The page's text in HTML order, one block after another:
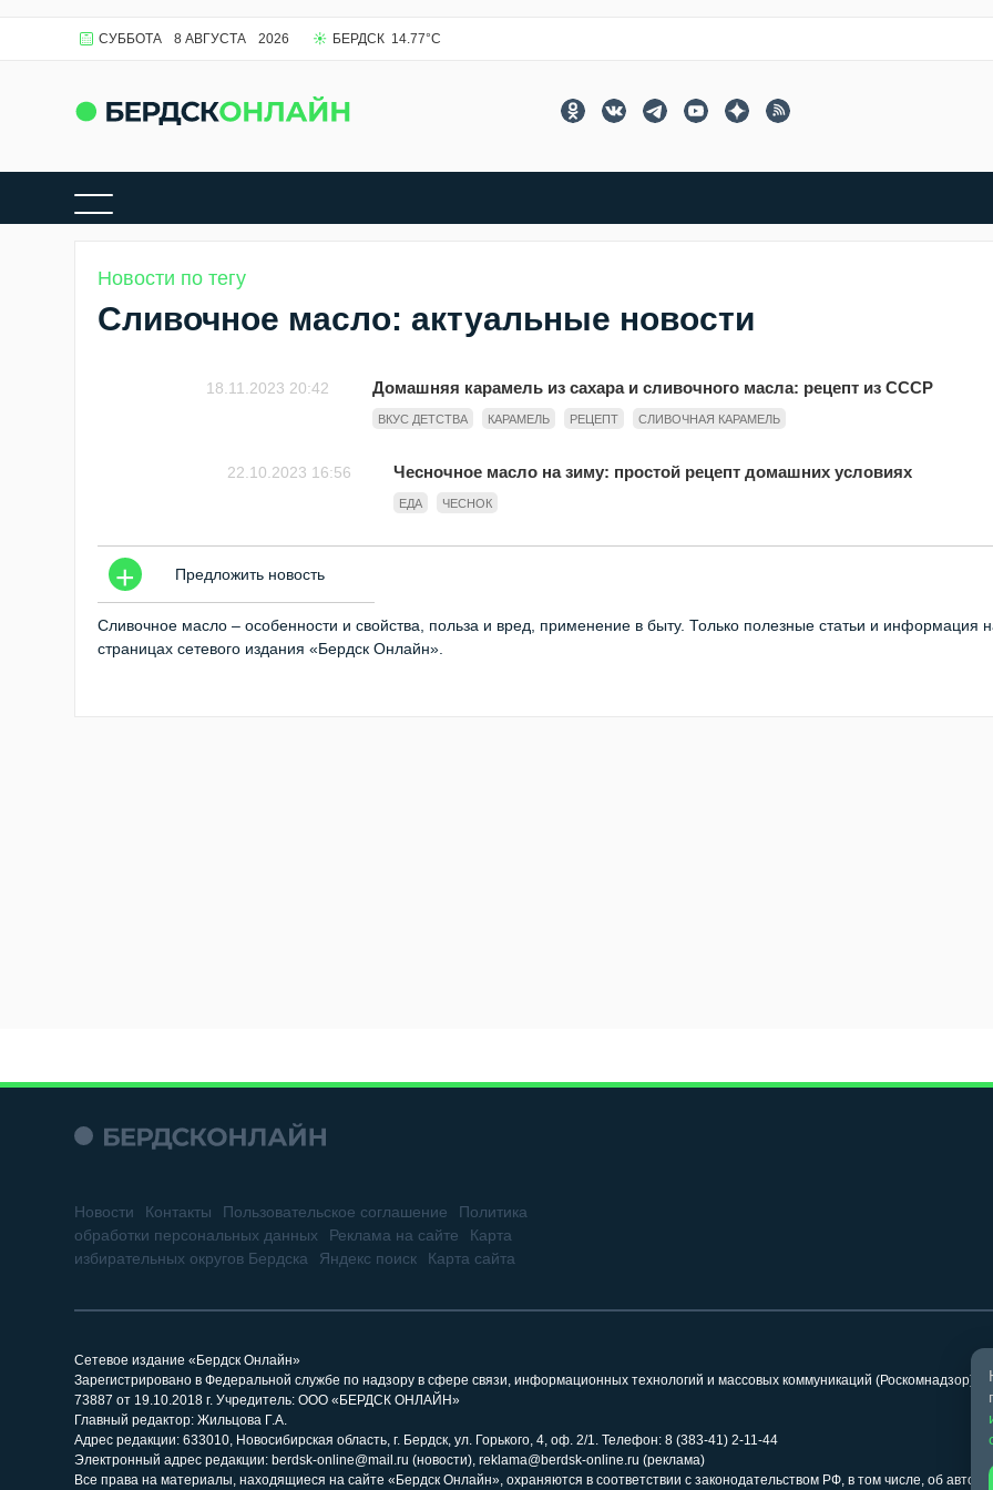
СУББОТА 8 АВГУСТА 2026 БЕРДСК 14.77°C
Новости по тегу
Сливочное масло: актуальные новости
18.11.2023 20:42 Домашняя карамель из сахара и сливочного масла: рецепт из СССР
ВКУС ДЕТСТВА КАРАМЕЛЬ РЕЦЕПТ СЛИВОЧНАЯ КАРАМЕЛЬ
22.10.2023 16:56 Чесночное масло на зиму: простой рецепт домашних условиях
ЕДА ЧЕСНОК
+ Предложить новость
Сливочное масло – особенности и свойства, польза и вред, применение в быту. Только полезные статьи и информация
страницах сетевого издания «Бердск Онлайн».
Новости Контакты Пользовательское соглашение
Политика
обработки персональных данных
Реклама на сайте
Карта
избирательных округов Бердска
Яндекс поиск Карта сайта
Сетевое издание «Бердск Онлайн»
Зарегистрировано в Федеральной службе по надзору в сфере связи, информационных технологий и массовых коммуникаций
73887 от 19.10.2018 г. Учредитель: ООО «БЕРДСК ОНЛАЙН»
Главный редактор: Жильцова Г.А.
Адрес редакции: 633010, Новосибирская область, г. Бердск, ул. Горького, 4, оф. 2/1. Телефон: 8 (383-41) 2-11-44
Электронный адрес редакции: berdsk-online@mail.ru (новости), reklama@berdsk-online.ru (реклама)
Все права на материалы, находящиеся на сайте «Бердск Онлайн», охраняются в соответствии с законодательством РФ, в том числе, об